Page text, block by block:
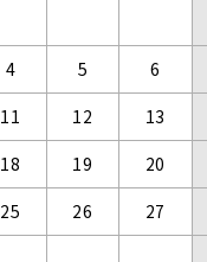
4 5 6
11 12 13
18 19 20
25 26 27